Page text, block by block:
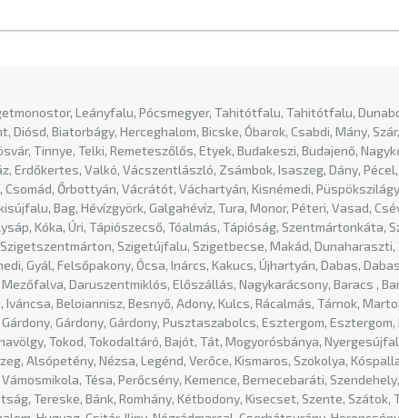
Leányfalu, Pócsmegyer, Tahitótfalu, Tahitótfalu,
Biatorbágy, Herceghalom, Bicske, Óbarok, Csabdi, Mány,
Tinnye, Telki, Remeteszőlős, Etyek, Budakeszi, Budajenő,
Valkó, Vácszentlászló, Zsámbok, Isaszeg, Dány, Pécel,
Őrbottyán, Vácrátót, Váchartyán, Kisnémedi,
Bag, Hévízgyörk, Galgahévíz, Tura, Monor, Péteri, Vasad,
Kóka, Úri, Tápiószecső, Tóalmás, Tápióság, Szentmártonkáta,
Szigetújfalu, Szigetbecse, Makád, Dunaharaszti,
Gyál, Felsőpakony, Ócsa, Inárcs, Kakucs, Újhartyán, Dabas,
Daruszentmiklós, Előszállás, Nagykarácsony, Baracs ,
Beloiannisz, Besnyő, Adony, Kulcs, Rácalmás, Tárnok,
Gárdony, Gárdony, Pusztaszabolcs, Esztergom,
Tokod, Tokodaltáró, Bajót, Tát, Mogyorósbánya,
Alsópetény, Nézsa, Legénd, Verőce, Kismaros, Szokolya,
Tésa, Perőcsény, Kemence, Bernecebaráti,
Tereske, Bánk, Romhány, Kétbodony, Kisecset, Szente, Szátok,